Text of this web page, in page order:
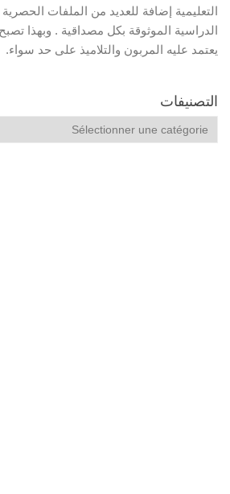
التعليمية إضافة للعديد من الملفات الحصرية
الدراسية الموثوقة بكل مصداقية . وبهذا
يعتمد عليه المربون والتلاميذ على حد سواء.
التصنيفات
التصنيفات